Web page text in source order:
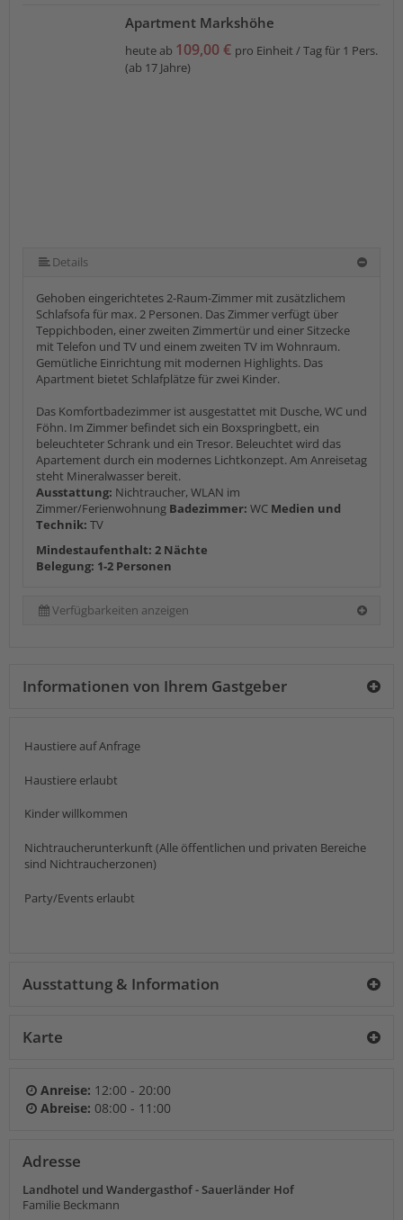
Apartment Markshöhe
heute ab 109,00 € pro Einheit / Tag für 1 Pers.
(ab 17 Jahre)
Details
Gehoben eingerichtetes 2-Raum-Zimmer mit zusätzlichem
Schlafsofa für max. 2 Personen. Das Zimmer verfügt über
Teppichboden, einer zweiten Zimmertür und einer Sitzecke
mit Telefon und TV und einem zweiten TV im Wohnraum.
Gemütliche Einrichtung mit modernen Highlights. Das
Apartment bietet Schlafplätze für zwei Kinder.
Das Komfortbadezimmer ist ausgestattet mit Dusche, WC und
Föhn. Im Zimmer befindet sich ein Boxspringbett, ein
beleuchteter Schrank und ein Tresor. Beleuchtet wird das
Apartement durch ein modernes Lichtkonzept. Am Anreisetag
steht Mineralwasser bereit.
Ausstattung: Nichtraucher, WLAN im
Zimmer/Ferienwohnung Badezimmer: WC Medien und
Technik: TV
Mindestaufenthalt: 2 Nächte
Belegung: 1-2 Personen
Verfügbarkeiten anzeigen
Informationen von Ihrem Gastgeber
Haustiere auf Anfrage
Haustiere erlaubt
Kinder willkommen
Nichtraucherunterkunft (Alle öffentlichen und privaten Bereiche
sind Nichtraucherzonen)
Party/Events erlaubt
Ausstattung & Information
Karte
Anreise: 12:00 - 20:00
Abreise: 08:00 - 11:00
Adresse
Landhotel und Wandergasthof - Sauerländer Hof
Familie Beckmann